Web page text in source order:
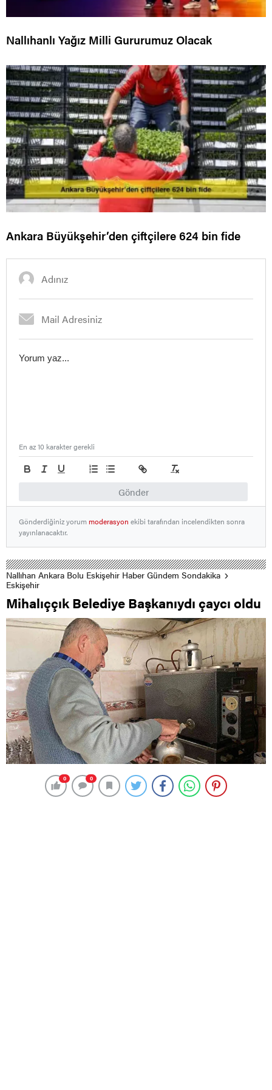
Nallıhanlı Yağız Milli Gururumuz Olacak
Ankara Büyükşehir’den çiftçilere 624 bin fide
Gönder
En az 10 karakter gerekli
Gönderdiğiniz yorummoderasyon ekibi tarafından incelendikten sonra
yayınlanacaktır.
Nallıhan Ankara Bolu Eskişehir Haber Gündem Sondakika
Eskişehir
Mihalıççık Belediye Başkanıydı çaycı oldu
0 0